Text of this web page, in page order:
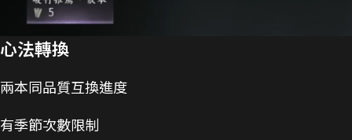
心法轉換
兩本同品質互換進度
有季節次數限制